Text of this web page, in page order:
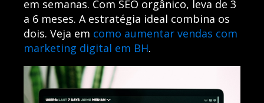
em semanas. Com SEO orgânico, leva de 3
a 6 meses. A estratégia ideal combina os
dois. Veja em como aumentar vendas com
marketing digital em BH.